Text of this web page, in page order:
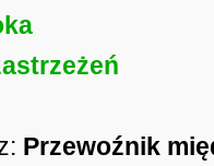
Przewoźnik